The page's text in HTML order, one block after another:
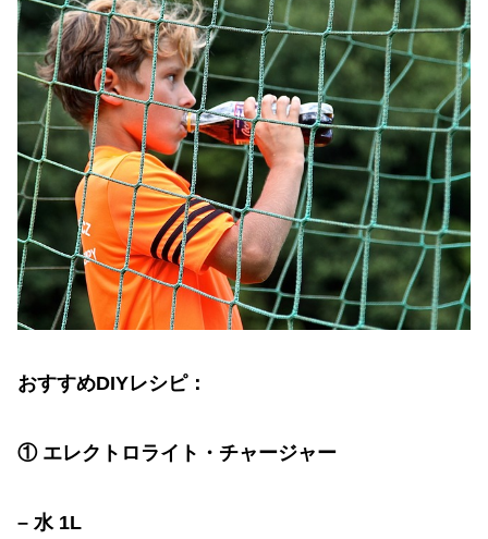
おすすめDIYレシピ：
① エレクトロライト・チャージャー
– 水1L